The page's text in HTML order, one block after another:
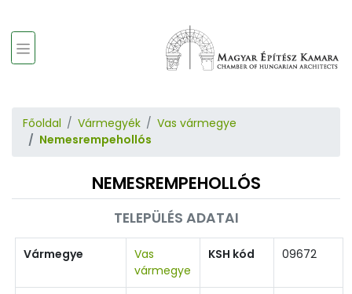
Főoldal Vármegyék
Vas vármegye
Nemesrempehollós
NEMESREMPEHOLLÓS
TELEPÜLÉS ADATAI
Vármegye
Vas
vármegye
KSH kód 09672